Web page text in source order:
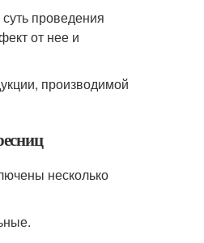
проведения
от нее и
производимой
несколько